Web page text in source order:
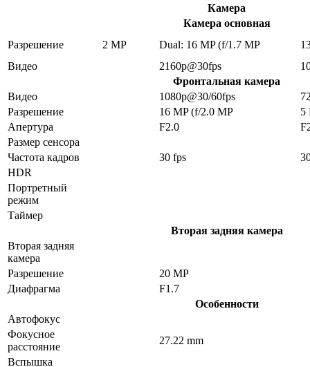
Камера
Камера основная
Разрешение
2 MP Dual: 16 MP (f/1.7 MP
Видео
2160p@30fps
Фронтальная камера
Видео
1080p@30/60fps
Разрешение
16 MP (f/2.0 MP
5
Апертура
F2.0
Размер сенсора
Частота кадров
30 fps
HDR
Портретный
режим
Таймер
Вторая задняя камера
Вторая задняя
камера
Разрешение
20 MP
Диафрагма
F1.7
Особенности
Автофокус
Фокусное
расстояние
27.22 mm
Вспышка